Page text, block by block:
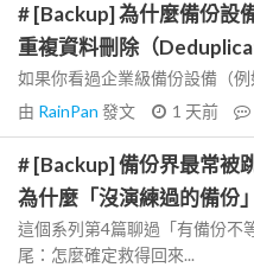
# [Backup] 為什麼備份設
重複資料刪除（
如果你看過企業級備份設備（
由 RainPan 發文 1 天前
# [Backup] 備份界最常被
為什麼「沒演練過的備份
這個系列第4篇聊過「有備份不
尾：怎麼確定救得回來...